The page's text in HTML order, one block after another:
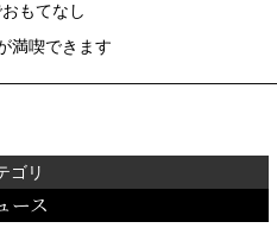
ゴリ
ース
もてなし
満喫できます